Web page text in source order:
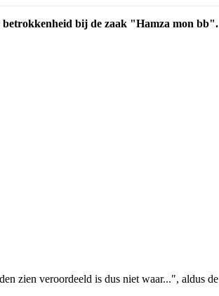
betrokkenheid bij de zaak "Hamza mon bb".
zien veroordeeld is dus niet waar...", aldus de